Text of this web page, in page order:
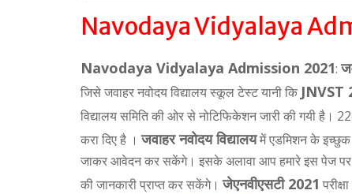
Navodaya Vidyalaya
Navodaya Vidyalaya Admission 2021:
जिसे जवाहर नवोदय विद्यालय स्कूल टेस्ट यानी कि JNVST
विद्यालय समिति की ओर से नोटिफिकेशन जारी की गयी है।
करा दिए है ।जवाहर नवोदय विद्यालयमें एडमिशन के इच्छुक
जाकर आवेदन कर सकेंगे। इसके अलावा आप हमारे इस पेज पर
की जानकारी प्राप्त कर सकेंगे।जेएनवीएसटी 2021